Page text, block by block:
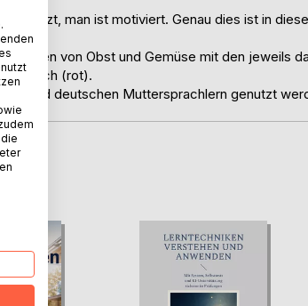
man ist motiviert. Genau dies ist in
von Obst und Gemüse mit den jeweils
Deutsch (rot).
und deutschen Muttersprachlern genutzt